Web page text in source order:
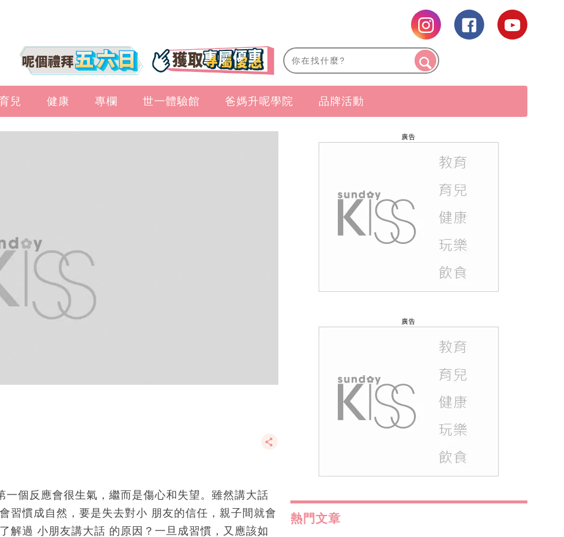
兒 健康 專欄 世一體驗館 爸媽升呢學院 品牌活動
個反應會很生氣，繼而是傷心和失望。雖然講大話
習慣成自然，要是失去對小 朋友的信任，親子間就會
解過 小朋友講大話 的原因？一旦成習慣，又應該如
廣告
廣告
熱門文章